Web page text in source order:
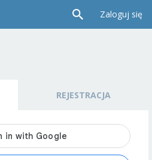
Zaloguj się
REJESTRACJA